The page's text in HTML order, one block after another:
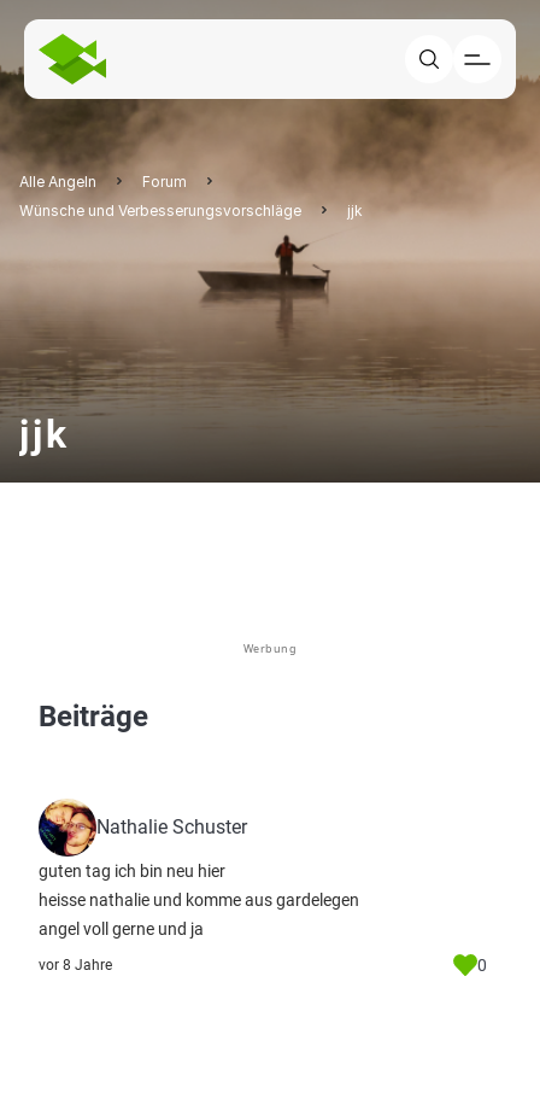
Alle Angeln
Forum
Wünsche und Verbesserungsvorschläge
jjk
jjk
Werbung
Beiträge
Nathalie Schuster
guten tag ich bin neu hier
heisse nathalie und komme aus gardelegen
angel voll gerne und ja
vor 8 Jahre 0